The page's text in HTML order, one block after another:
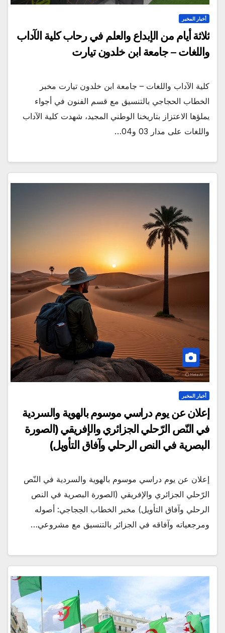
أخبار المخبر
ثلاثة أيام من الإبداع والعلم في رحاب كلية الآداب
واللغات – جامعة ابن خلدون تيارت
كلية الآداب واللغات – جامعة ابن خلدون تيارت مخبر
الخطاب الحجاجي بالتنسيق مع قسم الفنون في أجواء
يملؤها الاعتزاز بتاريخنا الوطني المجيد، شهدت كلية الآداب
واللغات على مدار 03 و04…
أخبار المخبر
إعلان عن يوم دراسي موسوم بالهوية والسردية
في النّص الرّحلي الجزائري والإفريقي (الصورة
البصرية في النص الرحلي وآفاق التأويل)
إعلان عن يوم دراسي موسوم بالهوية والسردية في النّص
الرّحلي الجزائري والإفريقي (الصورة البصرية في النص
الرحلي وآفاق التأويل) مخبر الخطاب الحِجاجي: أصوله
ومرجعياته وآفاقه في الجزائر بالتنسيق مع مشروعي…